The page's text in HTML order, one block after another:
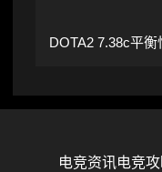
DOTA2 7.38c平衡
电竞资讯电竞